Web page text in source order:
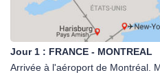
Jour 1 : FRANCE - MONTREAL
Arrivée à l'aéroport de Montréal.